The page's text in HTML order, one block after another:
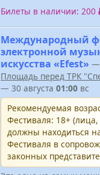
Билеты в наличии: 200
Международный
электронной
искусства «Efest» —
Площадь перед ТРК
— 30 августа 01:00 вс
Рекомендуемая
Фестиваля: 18+
должны находиться
Фестиваля в
законных